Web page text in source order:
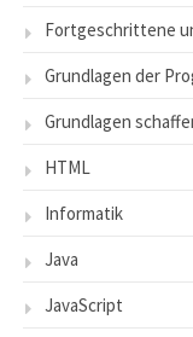
Fortgeschrittene
Grundlagen der
Grundlagen
HTML
Informatik
Java
JavaScript